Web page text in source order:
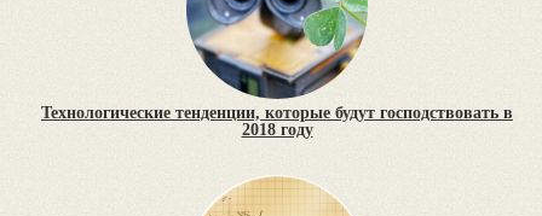
Технологические тенденции, которые будут господствовать в
2018 году